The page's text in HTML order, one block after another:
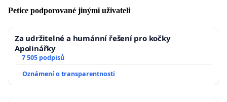
Petice podporované jinými uživateli
Za udržitelné a humánní řešení pro kočky
Apolinářky
7 505 podpisů
Oznámení o transparentnosti